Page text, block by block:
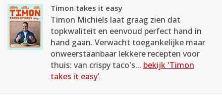
Timon takes it easy
Timon Michiels laat graag zien dat
topkwaliteit en eenvoud perfect hand in
hand gaan. Verwacht toegankelijke maar
onweerstaanbaar lekkere recepten voor
thuis: van crispy taco's... bekijk 'Timon
takes it easy'